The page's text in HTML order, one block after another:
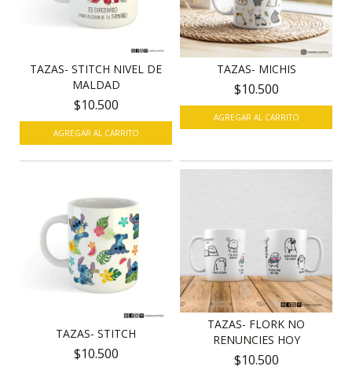
TAZAS- STITCH NIVEL DE
MALDAD
$10.500
AGREGAR AL CARRITO
TAZAS- MICHIS
$10.500
AGREGAR AL CARRITO
TAZAS- STITCH
$10.500
TAZAS- FLORK NO
RENUNCIES HOY
$10.500